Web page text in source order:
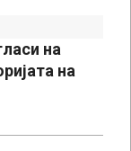
на
на